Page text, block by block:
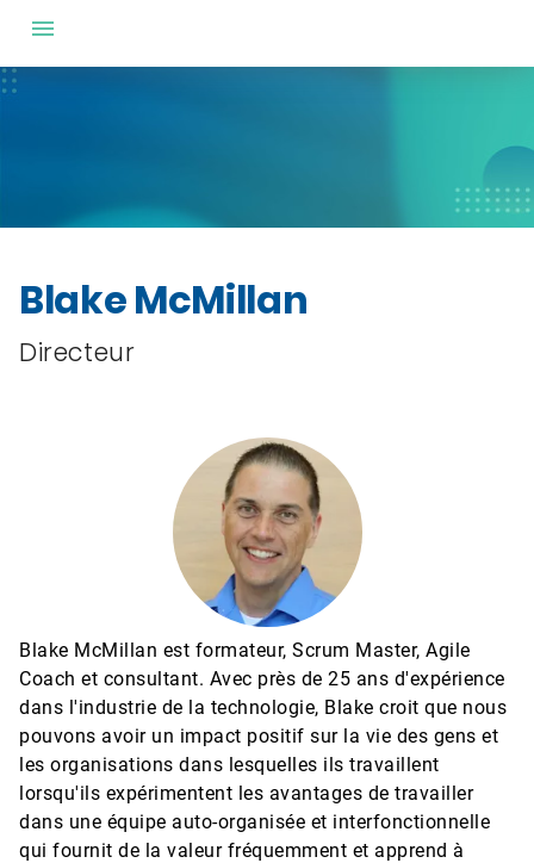
Blake McMillan
Directeur
Blake McMillan est formateur, Scrum Master, Agile
Coach et consultant. Avec près de 25 ans d'expérience
dans l'industrie de la technologie, Blake croit que nous
pouvons avoir un impact positif sur la vie des gens et
les organisations dans lesquelles ils travaillent
lorsqu'ils expérimentent les avantages de travailler
dans une équipe auto-organisée et interfonctionnelle
qui fournit de la valeur fréquemment et apprend à